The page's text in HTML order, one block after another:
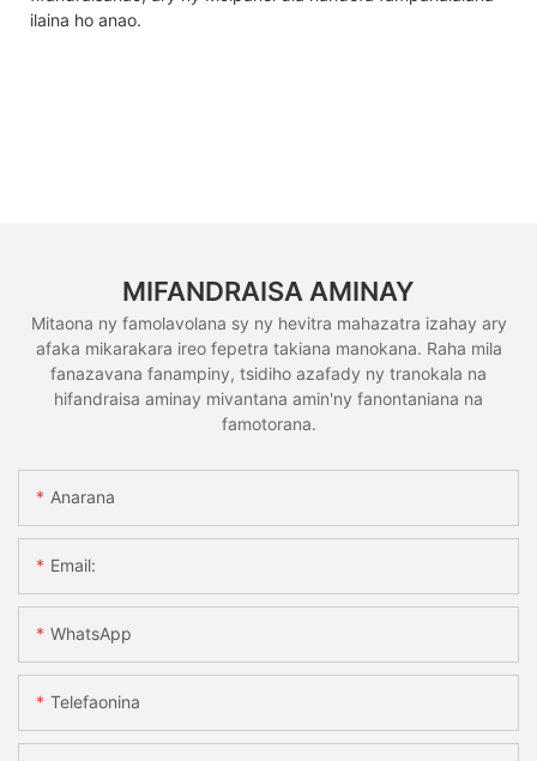
ilaina ho anao.
MIFANDRAISA AMINAY
Mitaona ny famolavolana sy ny hevitra mahazatra izahay ary
afaka mikarakara ireo fepetra takiana manokana. Raha mila
fanazavana fanampiny, tsidiho azafady ny tranokala na
hifandraisa aminay mivantana amin'ny fanontaniana na
famotorana.
Anarana
Email:
WhatsApp
Telefaonina